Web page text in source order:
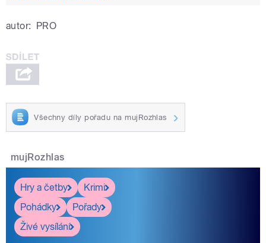
autor: PRO
Všechny díly pořadu na mujRozhlas
mujRozhlas
Hry a četby
Krimi
Pohádky
Pořady
Živé vysílání